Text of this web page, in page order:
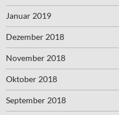
Januar 2019
Dezember 2018
November 2018
Oktober 2018
September 2018